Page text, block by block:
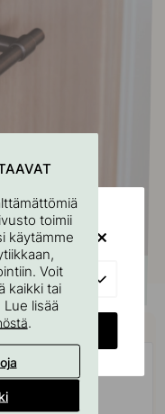
toimii
käytämme
Voit
kaikki tai
lisää
.